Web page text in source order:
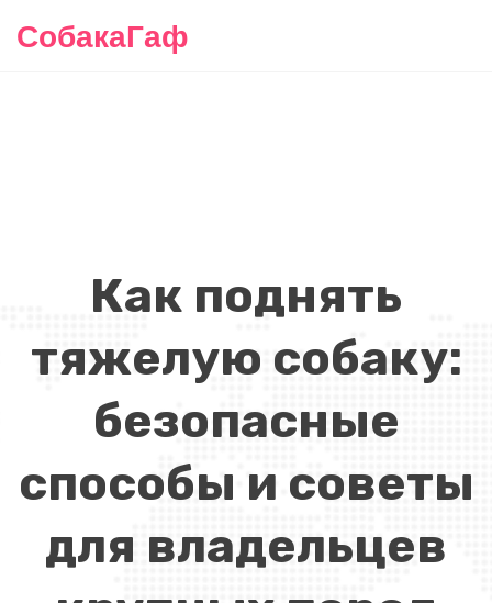
СобакаГаф
Как поднять
тяжелую собаку:
безопасные
способы и советы
для владельцев